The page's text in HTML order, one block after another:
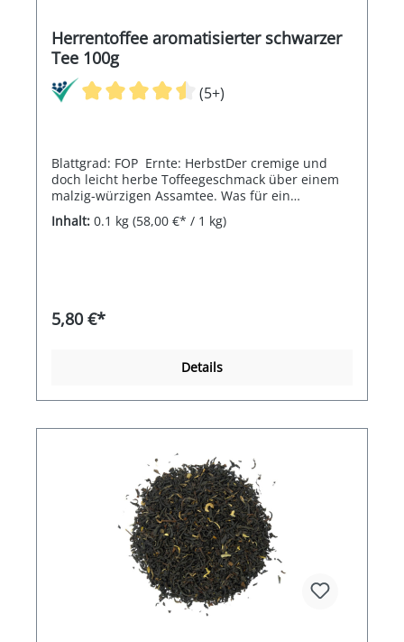
Herrentoffee aromatisierter schwarzer
Tee 100g
(5+)
Blattgrad: FOP Ernte: HerbstDer cremige und
doch leicht herbe Toffeegeschmack über einem
malzig-würzigen Assamtee. Was für ein
herrlicher Genuss.
Inhalt: 0.1 kg (58,00 €* / 1 kg)
5,80 €*
Details